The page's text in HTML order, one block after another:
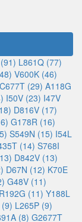
L861Q (77)
V600K (46)
C677T (29) A118G
I50V (23) I47V
D816V (17)
G178R (16)
S549N (15) I54L
(14) S768I
D842V (13)
D67N (12) K70E
G48V (11)
R192G (11) Y188L
L265P (9)
(8) G2677T